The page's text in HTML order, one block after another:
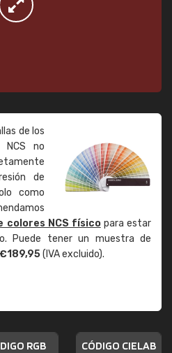
de los
NCS no
de
como
colores NCS físicopara estar
Puede tener un muestra de
(IVA excluido).
RGB CÓDIGO CIELAB